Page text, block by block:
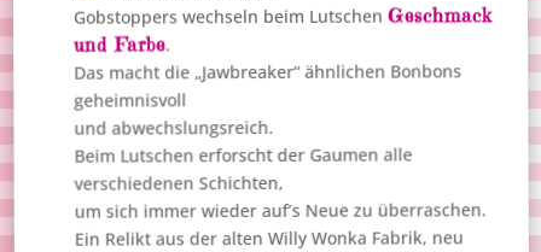
Gobstoppers wechseln beim LutschenGeschmack
und Farbe.
Das macht die „Jawbreaker“ ähnlichen Bonbons
geheimnisvoll
und abwechslungsreich.
Beim Lutschen erforscht der Gaumen alle
verschiedenen Schichten,
um sich immer wieder auf’s Neue zu überraschen.
Ein Relikt aus der alten Willy Wonka Fabrik, neu